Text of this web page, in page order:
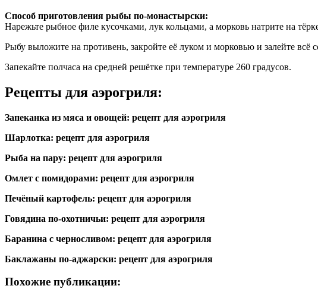
Способ приготовления рыбы по-монастырски:
Нарежьте рыбное филе кусочками, лук кольцами, а морковь натрите на
Рыбу выложите на противень, закройте её луком и морковью и залейте всё
Запекайте полчаса на средней решётке при температуре 260 градусов.
Рецепты для аэрогриля:
Запеканка из мяса и овощей: рецепт для аэрогриля
Шарлотка: рецепт для аэрогриля
Рыба на пару: рецепт для аэрогриля
Омлет с помидорами: рецепт для аэрогриля
Печёный картофель: рецепт для аэрогриля
Говядина по-охотничьи: рецепт для аэрогриля
Баранина с черносливом: рецепт для аэрогриля
Баклажаны по-аджарски: рецепт для аэрогриля
Похожие публикации: